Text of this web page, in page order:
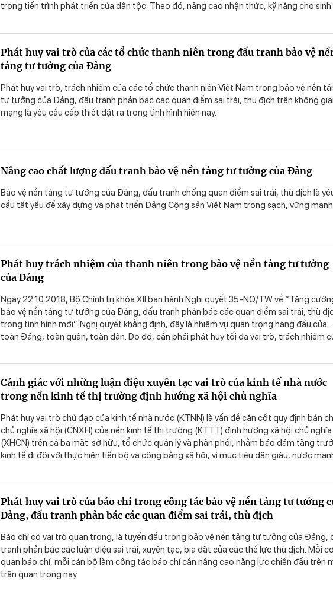
trong tiến trình phát triển của dân tộc. Theo đó, nâng cao nhận thức, kỹ năng cho sinh
vụ được đặt ra hiện nay.
Phát huy vai trò của các tổ chức thanh niên trong đấu tranh bảo vệ
tảng tư tưởng của Đảng
Phát huy vai trò, trách nhiệm của các tổ chức thanh niên Việt Nam trong bảo vệ nền tảng
tư tưởng của Đảng, đấu tranh phản bác các quan điểm sai trái, thù địch trên không
mạng là yêu cầu cấp thiết đặt ra trong tình hình hiện nay.
Nâng cao chất lượng đấu tranh bảo vệ nền tảng tư tưởng của Đảng
Bảo vệ nền tảng tư tưởng của Đảng, đấu tranh chống quan điểm sai trái, thù địch là
cầu tất yếu để xây dựng và phát triển Đảng Cộng sản Việt Nam trong sạch, vững
Phát huy trách nhiệm của thanh niên trong bảo vệ nền tảng tư tưởng
của Đảng
Ngày 22.10.2018, Bộ Chính trị khóa XII ban hành Nghị quyết 35-NQ/TW về “Tăng
bảo vệ nền tảng tư tưởng của Đảng, đấu tranh phản bác các quan điểm sai trái, thù
trong tình hình mới”. Nghị quyết khẳng định, đây là nhiệm vụ quan trọng hàng đầu của
toàn Ðảng, toàn quân, toàn dân. Do đó, cần phải phát huy tối đa vai trò, trách nhiệm
tương lai của đất nước.
Cảnh giác với những luận điệu xuyên tạc vai trò của kinh tế nhà nước
trong nền kinh tế thị trường định hướng xã hội chủ nghĩa
Phát huy vai trò chủ đạo của kinh tế nhà nước (KTNN) là vấn đề căn cốt quy định bản
chủ nghĩa xã hội (CNXH) của nền kinh tế thị trường (KTTT) định hướng xã hội chủ nghĩa
(XHCN) trên cả ba mặt: sở hữu, tổ chức quản lý và phân phối, nhằm bảo đảm tăng
kinh tế đi đôi với thực hiện tiến bộ và công bằng xã hội, vì mục tiêu dân giàu, nước
Phát huy vai trò của báo chí trong công tác bảo vệ nền tảng tư tưởng
Đảng, đấu tranh phản bác các quan điểm sai trái, thù địch
Báo chí có vai trò quan trọng, là tuyến đầu trong bảo vệ nền tảng tư tưởng của Đảng,
tranh phản bác các luận điệu sai trái, xuyên tạc, bịa đặt của các thế lực thù địch. Mỗi cơ
quan báo chí, mỗi cán bộ làm công tác báo chí cần nâng cao năng lực chiến đấu trên
trận quan trọng này.